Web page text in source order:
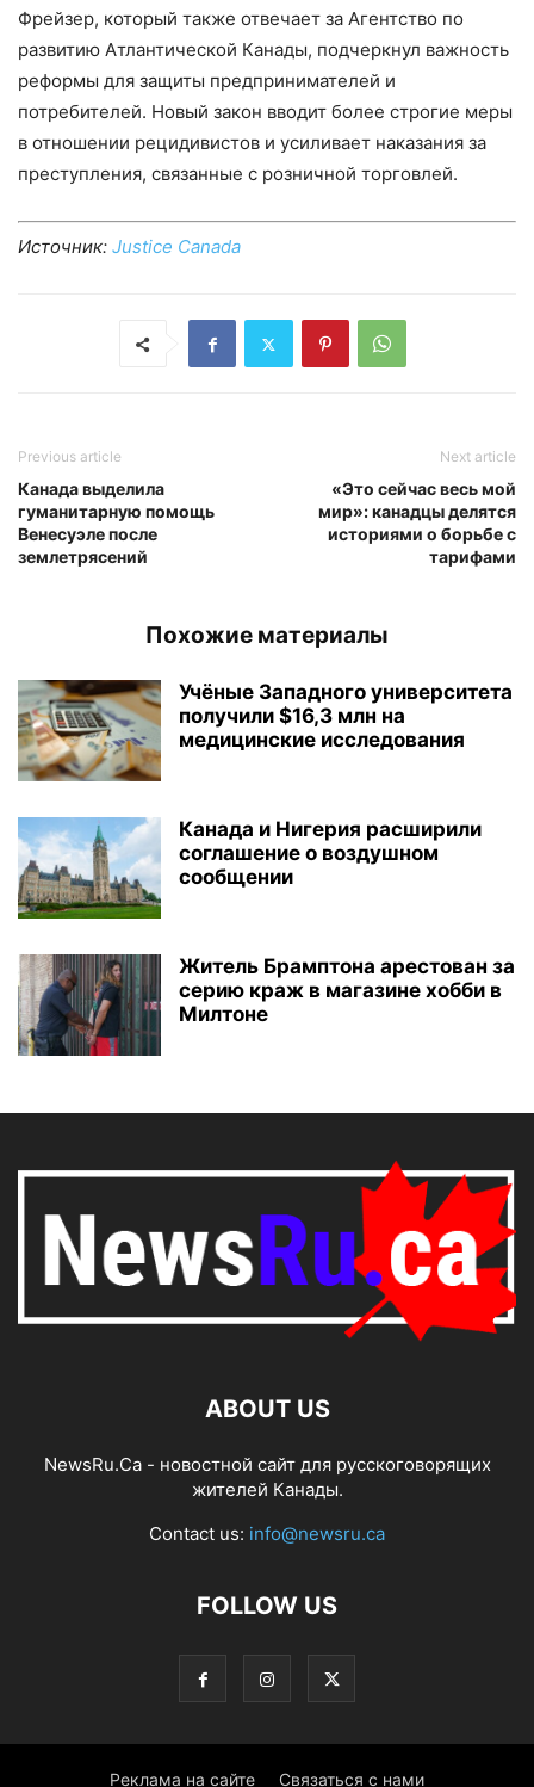
Фрейзер, который также отвечает за Агентство по
развитию Атлантической Канады, подчеркнул важность
реформы для защиты предпринимателей и
потребителей. Новый закон вводит более строгие меры
в отношении рецидивистов и усиливает наказания за
преступления, связанные с розничной торговлей.
Источник: Justice Canada
Previous article
Канада выделила
гуманитарную помощь
Венесуэле после
землетрясений
Next article
«Это сейчас весь мой
мир»: канадцы делятся
историями о борьбе с
тарифами
Похожие материалы
Учёные Западного университета
получили $16,3 млн на
медицинские исследования
Канада и Нигерия расширили
соглашение о воздушном
сообщении
Житель Брамптона арестован за
серию краж в магазине хобби в
Милтоне
ABOUT US
NewsRu.Ca - новостной сайт для русскоговорящих
жителей Канады.
Contact us: info@newsru.ca
FOLLOW US
Реклама на сайте Связаться с нами